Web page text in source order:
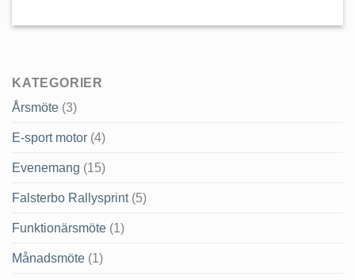
KATEGORIER
Årsmöte (3)
E-sport motor (4)
Evenemang (15)
Falsterbo Rallysprint(5)
Funktionärsmöte (1)
Månadsmöte (1)